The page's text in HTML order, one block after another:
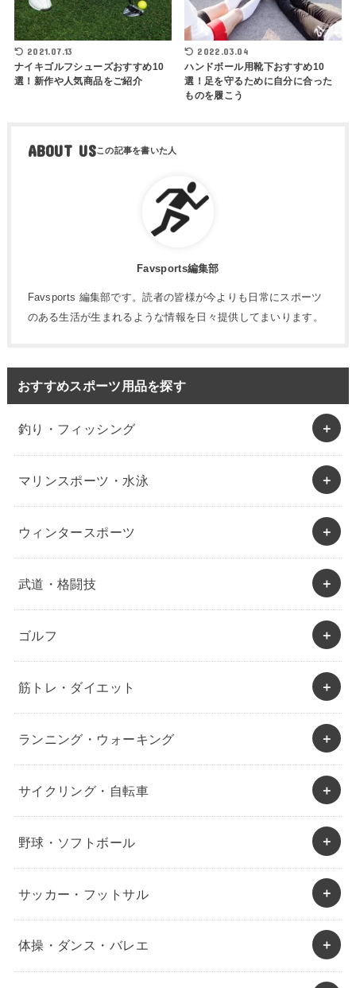
2021.07.13
ナイキゴルフシューズおすすめ10
選！新作や人気商品をご紹介
2022.03.04
ハンドボール用靴下おすすめ10
選！足を守るために自分に合った
ものを履こう
ABOUT US
Favsports編集部
Favsports 編集部です。読者の皆様が今よりも日常にスポーツ
のある生活が生まれるような情報を日々提供してまいります。
おすすめスポーツ用品を探す
釣り・フィッシング
マリンスポーツ・水泳
ウィンタースポーツ
武道・格闘技
ゴルフ
筋トレ・ダイエット
ランニング・ウォーキング
サイクリング・自転車
野球・ソフトボール
サッカー・フットサル
体操・ダンス・バレエ